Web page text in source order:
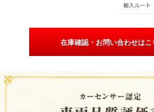
輸入ルート
在庫確認・お問い合わせはこ